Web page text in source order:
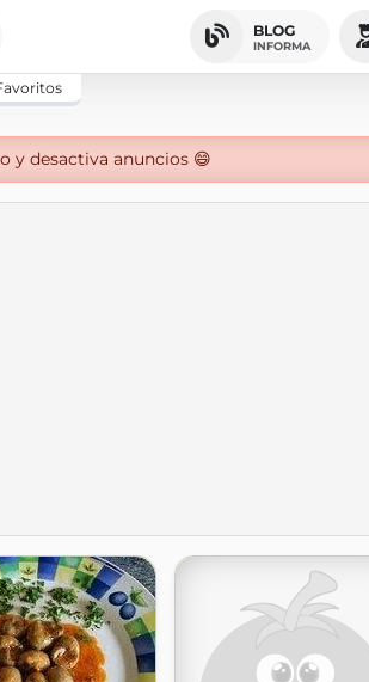
BLOG
INFORMA
y desactiva anuncios 😄